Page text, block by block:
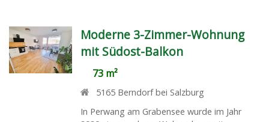
Moderne 3-Zimmer-Wohnung
mit Südost-Balkon
73 m²
5165 Berndorf bei Salzburg
In Perwang am Grabensee wurde im Jahr